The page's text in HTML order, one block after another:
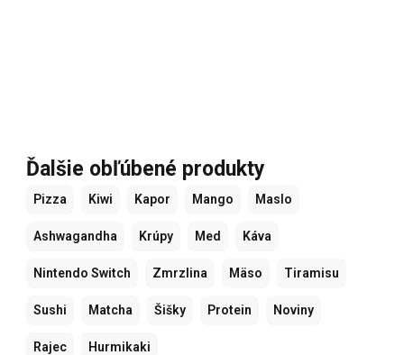
Ďalšie obľúbené produkty
Pizza Kiwi Kapor Mango Maslo
Ashwagandha Krúpy Med Káva
Nintendo Switch Zmrzlina Mäso Tiramisu
Sushi Matcha Šišky Protein Noviny
Rajec Hurmikaki